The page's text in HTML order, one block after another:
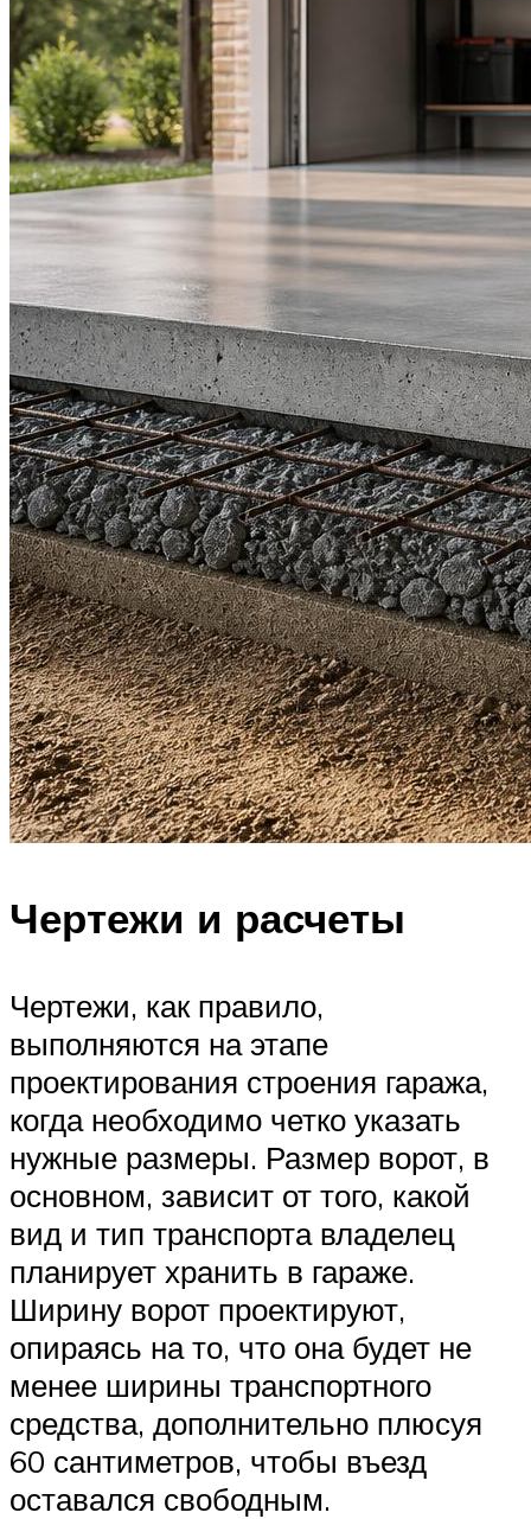
Чертежи и расчеты
Чертежи, как правило,
выполняются на этапе
проектирования строения гаража,
когда необходимо четко указать
нужные размеры. Размер ворот, в
основном, зависит от того, какой
вид и тип транспорта владелец
планирует хранить в гараже.
Ширину ворот проектируют,
опираясь на то, что она будет не
менее ширины транспортного
средства, дополнительно плюсуя
60 сантиметров, чтобы въезд
оставался свободным.